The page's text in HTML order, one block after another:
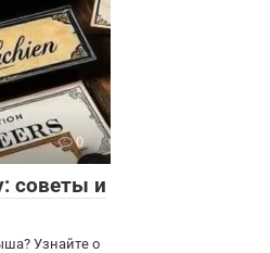
0
советы и
Узнайте о